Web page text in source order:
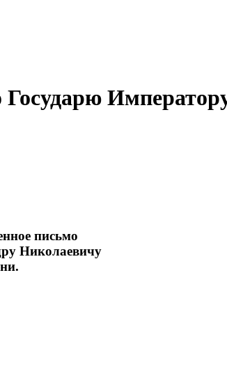
Государю
письмо
Николаевичу